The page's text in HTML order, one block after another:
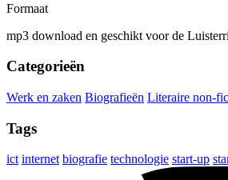
Formaat
mp3 download en geschikt voor de
Categorieën
Werk en zaken Biografieën Literaire non-
Tags
ict internet biografie technologie start-up